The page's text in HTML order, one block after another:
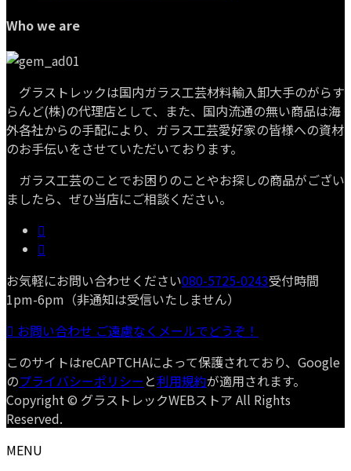
Who we are
グラストレックは国内ガラス工芸材料輸入卸大手のがらす
らんど(株)の代理店として、また、国内流通の無い商品は海
外各社からの手配により、ガラス工芸愛好家の皆様への資材
のお手伝いをさせていただいております。
ガラス工芸のことでお困りのことやお探しの商品がござい
ましたら、ぜひ当店にご相談ください。
お気軽にお問い合わせください080-5725-0243受付時間
1pm-6pm（非通知は受信いたしません）
お問い合わせ ご遠慮なくメールでどうぞ！
このサイトはreCAPTCHAによって保護されており、Google
のプライバシーポリシー と利用規約が適用されます。
Copyright © グラストレックWEBストア All Rights
Reserved.
MENU